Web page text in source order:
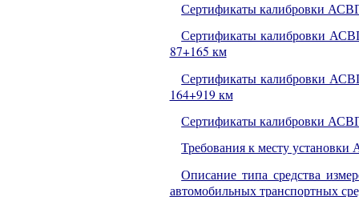
Сертификаты калибровки
Сертификаты калибровки
87+165 км
Сертификаты калибровки
164+919 км
Сертификаты калибровки
Требования к месту
Описание типа средства
автомобильных транспортных